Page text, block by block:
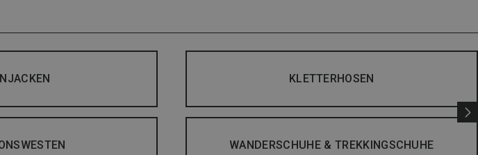
KLETTERHOSEN
WANDERSCHUHE & TREKKINGSCHUHE